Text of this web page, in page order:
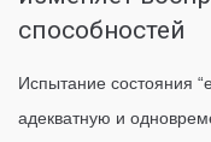
способностей
Испытание состояния
адекватную и